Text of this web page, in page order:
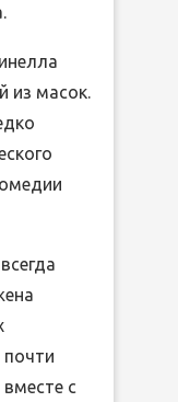
из масок.
почти
с